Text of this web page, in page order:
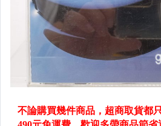
✈保健養生
✈醫療
✈美容
▌進修考試 ▌語言學習 ▌
✈國家考試